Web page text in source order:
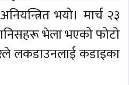
भयो। मार्च २३
भेला भएको फोटो
लकडाउनलाई कडाइका